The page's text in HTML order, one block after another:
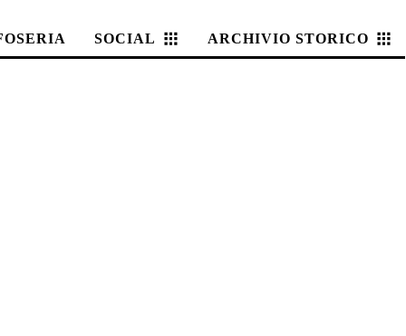
SOCIAL ARCHIVIO STORICO